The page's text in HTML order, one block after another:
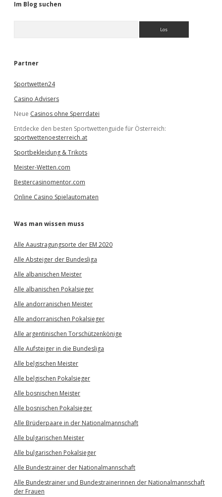
Im Blog suchen
e
Partner
Sportwetten24
Casino Advisers
Neue Casinos ohne Sperrdatei
Entdecke den besten Sportwettenguide für Österreich:
sportwettenoesterreich.at
Sportbekleidung & Trikots
Meister-Wetten.com
Bestercasinomentor.com
Online Casino Spielautomaten
Was man wissen muss
Alle Aaustragungsorte der EM 2020
Alle Absteiger der Bundesliga
Alle albanischen Meister
Alle albanischen Pokalsieger
Alle andorranischen Meister
Alle andorranischen Pokalsieger
Alle argentinischen Torschützenkönige
Alle Aufsteiger in die Bundesliga
Alle belgischen Meister
Alle belgischen Pokalsieger
Alle bosnischen Meister
Alle bosnischen Pokalsieger
Alle Brüderpaare in der Nationalmannschaft
Alle bulgarischen Meister
Alle bulgarischen Pokalsieger
Alle Bundestrainer der Nationalmannschaft
Alle Bundestrainer und Bundestrainerinnen der Nationalmannschaft
der Frauen